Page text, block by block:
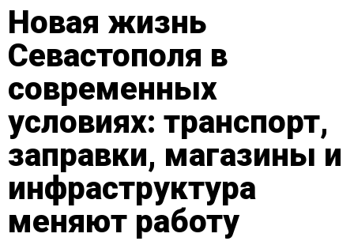
Новая жизнь
Севастополя в
современных
условиях: транспорт,
заправки, магазины и
инфраструктура
меняют работу